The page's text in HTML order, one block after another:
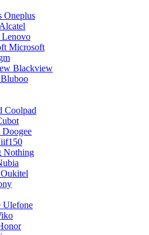
Oneplus
Alcatel
Lenovo
Microsoft
Blackview
Bluboo
Coolpad
Doogee
Nothing
Oukitel
Ulefone